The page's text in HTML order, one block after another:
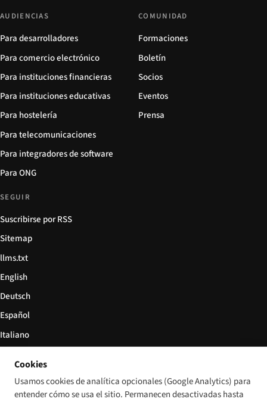
AUDIENCIAS
Para desarrolladores
Para comercio electrónico
Para instituciones financieras
Para instituciones educativas
Para hostelería
Para telecomunicaciones
Para integradores de software
Para ONG
COMUNIDAD
Formaciones
Boletín
Socios
Eventos
Prensa
SEGUIR
Suscribirse por RSS
Sitemap
llms.txt
English
Deutsch
Español
Italiano
Cookies
Usamos cookies de analítica opcionales (Google Analytics) para
entender cómo se usa el sitio. Permanecen desactivadas hasta